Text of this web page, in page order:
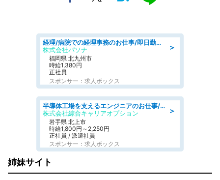
＞
経理/病院での経理事務のお仕事/即日勤務可/車通勤可/経理/一般事務
株式会社パソナ
福岡県 北九州市
時給1,380円
正社員
スポンサー：求人ボックス
＞
半導体工場を支えるエンジニアのお仕事/日払いOK
株式会社綜合キャリアオプション
岩手県 北上市
時給1,800円～2,250円
正社員 / 派遣社員
スポンサー：求人ボックス
姉妹サイト